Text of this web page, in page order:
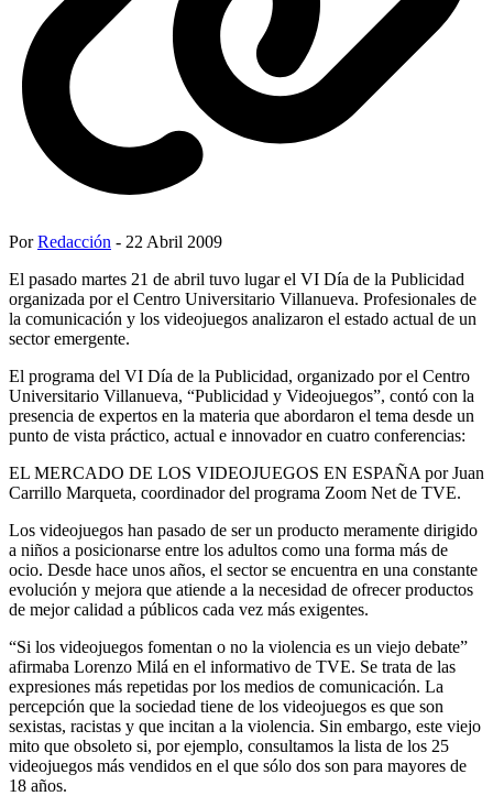
PorRedacción - 22 Abril 2009
El pasado martes 21 de abril tuvo lugar el VI Día de la Publicidad
organizada por el Centro Universitario Villanueva. Profesionales de
la comunicación y los videojuegos analizaron el estado actual de un
sector emergente.
El programa del VI Día de la Publicidad, organizado por el Centro
Universitario Villanueva, “Publicidad y Videojuegos”, contó con la
presencia de expertos en la materia que abordaron el tema desde un
punto de vista práctico, actual e innovador en cuatro conferencias:
EL MERCADO DE LOS VIDEOJUEGOS EN ESPAÑA por Juan
Carrillo Marqueta, coordinador del programa Zoom Net de TVE.
Los videojuegos han pasado de ser un producto meramente dirigido
a niños a posicionarse entre los adultos como una forma más de
ocio. Desde hace unos años, el sector se encuentra en una constante
evolución y mejora que atiende a la necesidad de ofrecer productos
de mejor calidad a públicos cada vez más exigentes.
“Si los videojuegos fomentan o no la violencia es un viejo debate”
afirmaba Lorenzo Milá en el informativo de TVE. Se trata de las
expresiones más repetidas por los medios de comunicación. La
percepción que la sociedad tiene de los videojuegos es que son
sexistas, racistas y que incitan a la violencia. Sin embargo, este viejo
mito que obsoleto si, por ejemplo, consultamos la lista de los 25
videojuegos más vendidos en el que sólo dos son para mayores de
18 años.